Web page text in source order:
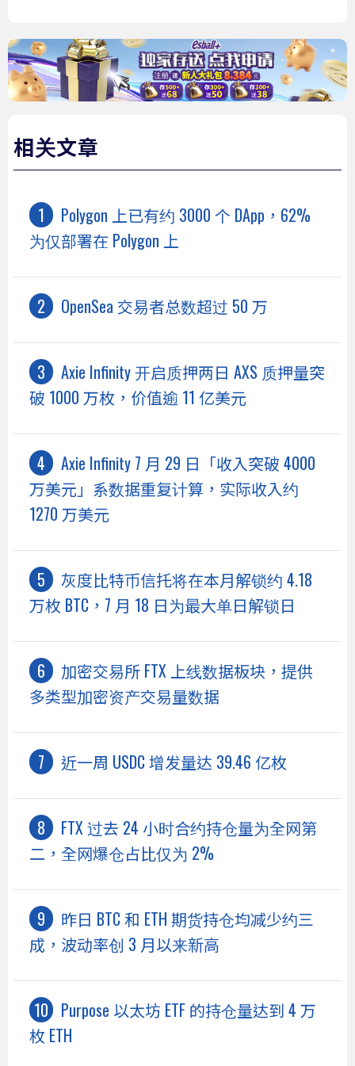
相关文章
Polygon 上已有约 3000 个 DApp，62%
为仅部署在 Polygon 上
OpenSea 交易者总数超过 50 万
Axie Infinity 开启质押两日 AXS 质押量突
破 1000 万枚，价值逾 11 亿美元
Axie Infinity 7 月 29 日「收入突破 4000
万美元」系数据重复计算，实际收入约
1270 万美元
灰度比特币信托将在本月解锁约 4.18
万枚 BTC，7 月 18 日为最大单日解锁日
加密交易所 FTX 上线数据板块，提供
多类型加密资产交易量数据
近一周 USDC 增发量达 39.46 亿枚
FTX 过去 24 小时合约持仓量为全网第
二，全网爆仓占比仅为 2%
昨日 BTC 和 ETH 期货持仓均减少约三
成，波动率创 3 月以来新高
Purpose 以太坊 ETF 的持仓量达到 4 万
枚 ETH